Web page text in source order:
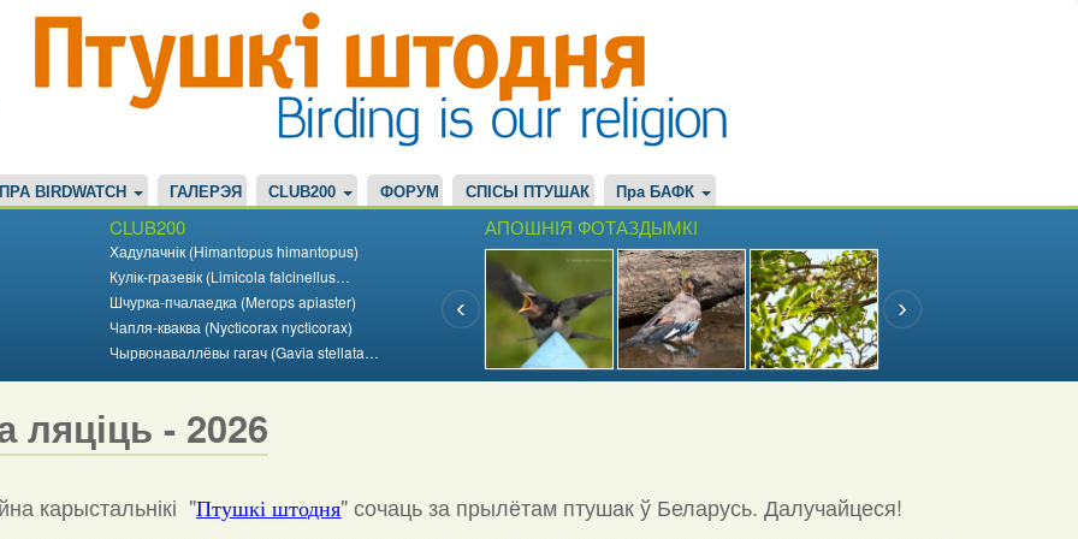
ПРА BIRDWATCH ГАЛЕРЭЯ CLUB200 ФОРУМ СПІСЫ ПТУШАК Пра БАФК
CLUB200
Хадулачнік (Himantopus himantopus)
Кулік-гразевік (Limicola falcinellus…
Шчурка-пчалаедка (Merops apiaster)
Чапля-кваква (Nycticorax nycticorax)
Чырвонаваллёвы гагач (Gavia stellata…
АПОШНІЯ ФОТАЗДЫМКІ
ляціць - 2026
карыстальнікі "Птушкі штодня" сочаць за прылётам птушак ў Беларусь. Далучайцеся!